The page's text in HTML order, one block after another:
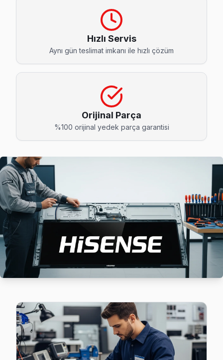
Ataköy 7-8-9-10. Kısım Hisense Servis
Ataköy 7-8-9-10. Kısım semtindeki Hisense TV sorunları
Ataköy 7-8-9-10. Kısım Hisense Açılmıyor Arıza →
Basınköy Hisense Servis
Bakırköy'da Basınköy mahallesi Hisense TV servisi için
Bakırköy Hisense Servis →
Cevizlik Hisense Servis
Cevizlik'den gelen Hisense TV arızaları arasında en sık
Hisense Servis Merkezi →
Florya Hisense Servis
Hisense TV'niz Florya'de arıza yaptıysa taşımanıza
Florya Hisense Anakart Tamiri →
Kartaltepe Hisense Servis
Bakırköy'da Kartaltepe bölgesi dahil tüm hizmet
Bakırköy Hisense Servis →
Osmaniye Hisense Servis
Bakırköy Hisense Servis →
Sakızağacı Hisense Servis
Bakırköy genelinde Sakızağacı bölgesinde Hisense TV
Hızlı Servis
Aynı gün teslimat imkanı ile hızlı çözüm
Orijinal Parça
%100 orijinal yedek parça garantisi